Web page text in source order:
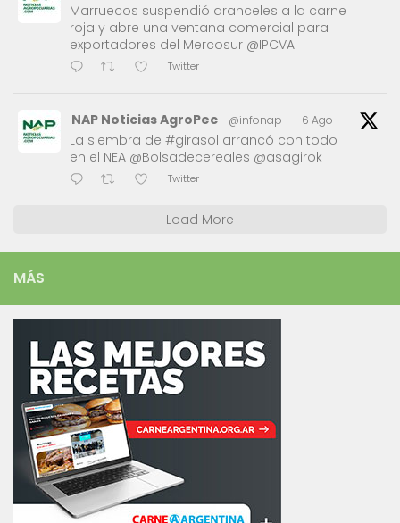
Marruecos suspendió aranceles a la carne
roja y abre una ventana comercial para
exportadores del Mercosur @IPCVA
Twitter
NAP Noticias AgroPec @infonap · 6 Ago
La siembra de #girasol arrancó con todo
en el NEA @Bolsadecereales @asagirok
Twitter
Load More
MÁS